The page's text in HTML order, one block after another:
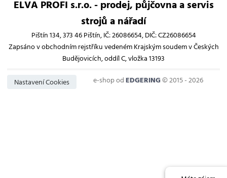
ELVA PROFI s.r.o. - prodej, půjčovna a servis
strojů a nářadí
Pištín 134, 373 46 Pištín, IČ: 26086654, DIČ: CZ26086654
Zapsáno v obchodním rejstříku vedeném Krajským soudem v Českých
Budějovicích, oddíl C, vložka 13193
Nastavení Cookies e-shop odEDGERING© 2015 - 2026